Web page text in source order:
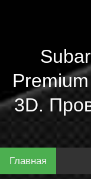
3D.
Главная